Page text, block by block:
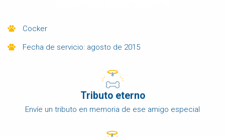
Cocker
Fecha de servicio: agosto de 2015
Tributo eterno
Envíe un tributo en memoria de ese amigo especial